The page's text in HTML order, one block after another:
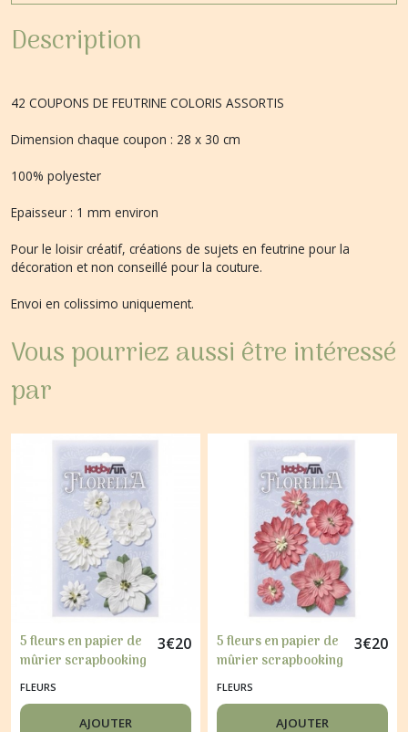
Description
42 COUPONS DE FEUTRINE COLORIS ASSORTIS
Dimension chaque coupon : 28 x 30 cm
100% polyester
Epaisseur : 1 mm environ
Pour le loisir créatif, créations de sujets en feutrine pour la
décoration et non conseillé pour la couture.
Envoi en colissimo uniquement.
Vous pourriez aussi être intéressé
par
5 fleurs en papier de
mûrier scrapbooking
HOBBYFUN FLORELLA
BLANC
3€20
FLEURS
AJOUTER
5 fleurs en papier de
mûrier scrapbooking
HOBBYFUN FLORELLA
ORANGE ANCIEN
3€20
FLEURS
AJOUTER